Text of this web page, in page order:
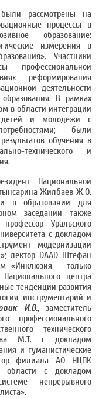
рассмотрены на
процессы в
образование:
измерения в
Участники
профессиональной
реформирования
деятельности
В рамках
в области интеграции
детей и молодежи с
были
обучения в
технического и
Национальной
Жилбаев Ж.О.
в образовании для
заседании также
Уральского
с докладом
модернизации
лектор DAAD Штефан
«Инклюзия – только
центра
тенденции развития
инструментарий и
И.В.,заместитель
профессионального
технического
М.Т. с докладом
и гуманистические
филиала АО НЦПК
области с докладом
непрерывного